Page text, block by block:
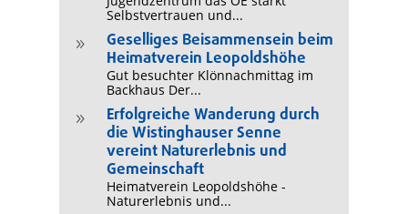
Selbstvertrauen und...
9
Geselliges Beisammensein beim
Heimatverein Leopoldshöhe
Gut besuchter Klönnachmittag im
Backhaus Der...
9
Erfolgreiche Wanderung durch
die Wistinghauser Senne
vereint Naturerlebnis und
Gemeinschaft
Heimatverein Leopoldshöhe -
Naturerlebnis und...